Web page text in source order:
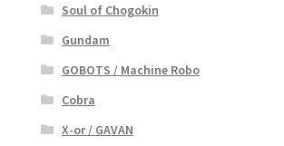
Soul of Chogokin
Gundam
GOBOTS / Machine Robo
Cobra
X-or / GAVAN